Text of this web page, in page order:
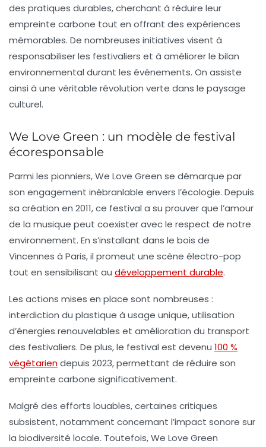
des pratiques durables, cherchant à réduire leur
empreinte carbone tout en offrant des expériences
mémorables. De nombreuses initiatives visent à
responsabiliser les festivaliers et à améliorer le bilan
environnemental durant les événements. On assiste
ainsi à une véritable révolution verte dans le paysage
culturel.
We Love Green : un modèle de festival
écoresponsable
Parmi les pionniers,We Love Green se démarque par
son engagement inébranlable envers l’écologie. Depuis
sa création en 2011, ce festival a su prouver que l’amour
de la musique peut coexister avec le respect de notre
environnement. En s’installant dans le bois de
Vincennes à Paris, il promeut une scène électro-pop
tout en sensibilisant au développement durable.
Les actions mises en place sont nombreuses :
interdiction du plastique à usage unique, utilisation
d’énergies renouvelables et amélioration du transport
des festivaliers. De plus, le festival est devenu 100 %
végétariendepuis 2023, permettant de réduire son
empreinte carbone significativement.
Malgré des efforts louables, certaines critiques
subsistent, notamment concernant l’impact sonore sur
la biodiversité locale. Toutefois,We Love Green